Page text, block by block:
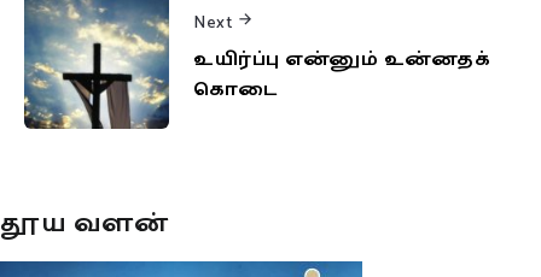
Next
உயிர்ப்பு என்னும் உன்னதக்
கொடை
தூய வளன்